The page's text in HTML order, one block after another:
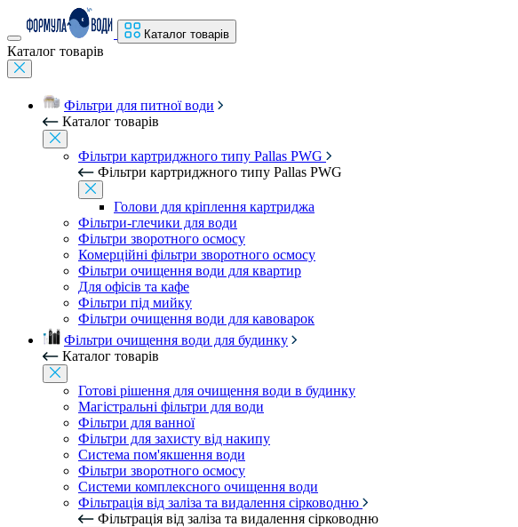
Каталог товарів
Каталог товарів
Фільтри для питної води
Каталог товарів
Фільтри картриджного типу Pallas PWG
Фільтри картриджного типу Pallas PWG
Голови для кріплення картриджа
Фільтри-глечики для води
Фільтри зворотного осмосу
Комерційні фільтри зворотного осмосу
Фільтри очищення води для квартир
Для офісів та кафе
Фільтри під мийку
Фільтри очищення води для кавоварок
Фільтри очищення води для будинку
Каталог товарів
Готові рішення для очищення води в будинку
Магістральні фільтри для води
Фільтри для ванної
Фільтри для захисту від накипу
Система пом'якшення води
Фільтри зворотного осмосу
Системи комплексного очищення води
Фільтрація від заліза та видалення сірководню
Фільтрація від заліза та видалення сірководню